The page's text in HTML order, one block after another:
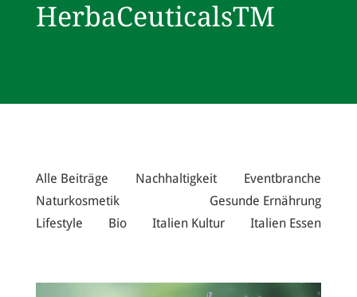
HerbaCeuticalsTM
Alle Beiträge Nachhaltigkeit
Eventbranche
Naturkosmetik
Gesunde Ernährung
Lifestyle
Bio Italien Kultur Italien Essen